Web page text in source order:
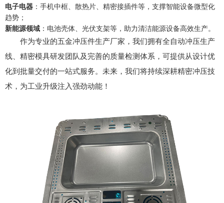
电子电器 ：手机中框、散热片、精密接插件等，支撑智能设备微型化
趋势；
新能源领域 ：电池壳体、光伏支架等，助力清洁能源设备高效生产。
作为专业的五金冲压件生产厂家，我们拥有全自动冲压生产
线、精密模具研发团队及完善的质量检测体系，可提供从设计优
化到批量交付的一站式服务。未来，我们将持续深耕精密冲压技
术，为工业升级注入强劲动能！